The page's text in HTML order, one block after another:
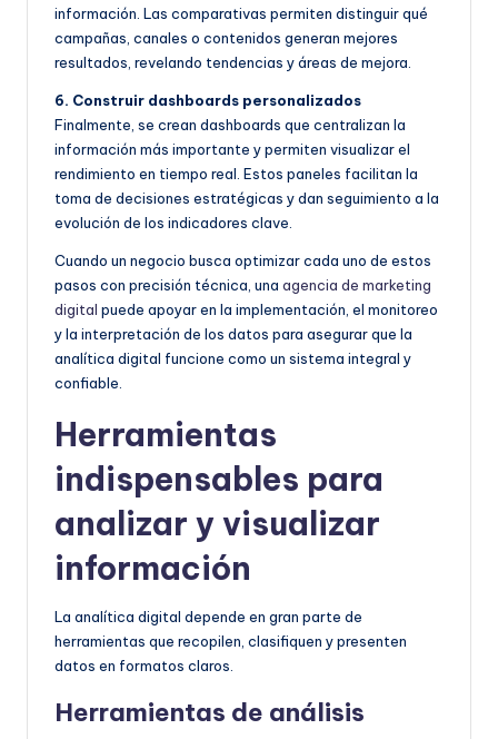
información. Las comparativas permiten distinguir qué
campañas, canales o contenidos generan mejores
resultados, revelando tendencias y áreas de mejora.
6. Construir dashboards personalizados
Finalmente, se crean dashboards que centralizan la
información más importante y permiten visualizar el
rendimiento en tiempo real. Estos paneles facilitan la
toma de decisiones estratégicas y dan seguimiento a la
evolución de los indicadores clave.
Cuando un negocio busca optimizar cada uno de estos
pasos con precisión técnica, una agencia de marketing
digital puede apoyar en la implementación, el monitoreo
y la interpretación de los datos para asegurar que la
analítica digital funcione como un sistema integral y
confiable.
Herramientas
indispensables para
analizar y visualizar
información
La analítica digital depende en gran parte de
herramientas que recopilen, clasifiquen y presenten
datos en formatos claros.
Herramientas de análisis